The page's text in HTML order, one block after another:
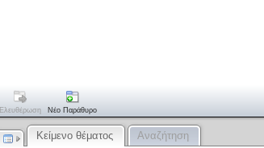
Ελευθέρωση Νέο Παράθυρο
Κείμενο θέματος Αναζήτηση